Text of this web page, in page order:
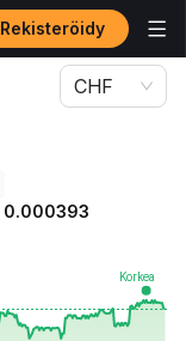
Rekisteröidy
CHF
0.000393